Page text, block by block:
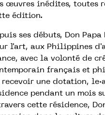
œuvres inédites, toutes
édition.
ses débuts, Don
l'art, aux Philippines
avec la volonté de
français et
recevoir une dotation,
pendant un mois
cette résidence,